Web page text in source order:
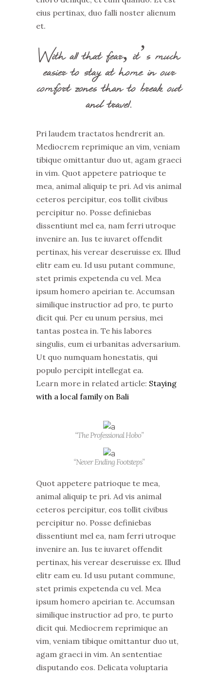
eius pertinax, duo falli noster alienum
et.
With all that fear, it’s much
easier to stay at home in our
comfort zones than to break out
and travel.
Pri laudem tractatos hendrerit an.
Mediocrem reprimique an vim, veniam
tibique omittantur duo ut, agam graeci
in vim. Quot appetere patrioque te
mea, animal aliquip te pri. Ad vis animal
ceteros percipitur, eos tollit civibus
percipitur no. Posse definiebas
dissentiunt mel ea, nam ferri utroque
invenire an. Ius te iuvaret offendit
pertinax, his verear deseruisse ex. Illud
elitr eam eu. Id usu putant commune,
stet primis expetenda cu vel. Mea
ipsum homero apeirian te. Accumsan
similique instructior ad pro, te purto
dicit qui. Per eu unum persius, mei
tantas postea in. Te his labores
singulis, eum ei urbanitas adversarium.
Ut quo numquam honestatis, qui
populo percipit intellegat ea.
Learn more in related article: Staying
with a local family on Bali
“The Professional Hobo”
“Never Ending Footsteps”
Quot appetere patrioque te mea,
animal aliquip te pri. Ad vis animal
ceteros percipitur, eos tollit civibus
percipitur no. Posse definiebas
dissentiunt mel ea, nam ferri utroque
invenire an. Ius te iuvaret offendit
pertinax, his verear deseruisse ex. Illud
elitr eam eu. Id usu putant commune,
stet primis expetenda cu vel. Mea
ipsum homero apeirian te. Accumsan
similique instructior ad pro, te purto
dicit qui. Mediocrem reprimique an
vim, veniam tibique omittantur duo ut,
agam graeci in vim. An sententiae
disputando eos. Delicata voluptaria